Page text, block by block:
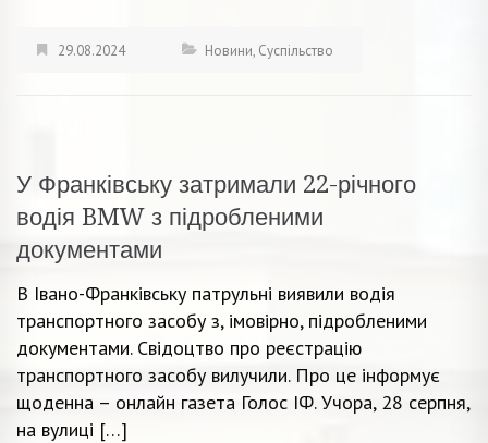
29.08.2024 Новини, Суспільство
У Франківську затримали 22-річного
водія BMW з підробленими
документами
В Івано-Франківську патрульні виявили водія
транспортного засобу з, імовірно, підробленими
документами. Свідоцтво про реєстрацію
транспортного засобу вилучили. Про це інформує
щоденна – онлайн газета Голос ІФ. Учора, 28 серпня,
на вулиці […]